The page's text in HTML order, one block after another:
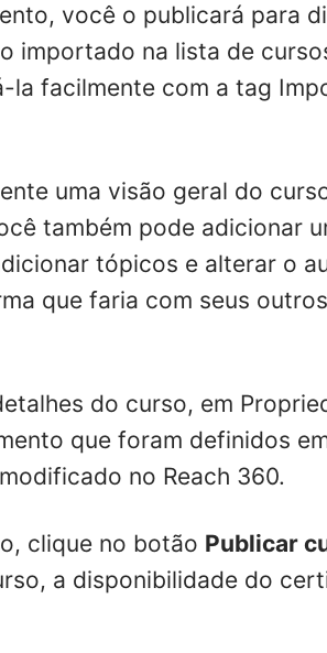
você o publicará para
importado na lista de
la facilmente com a tag
uma visão geral do
também pode adicionar
tópicos e alterar o
que faria com seus
do curso, em
que foram definidos
no Reach 360.
clique no botão Publicar
a disponibilidade do